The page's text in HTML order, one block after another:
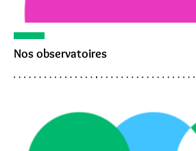
Nos observatoires